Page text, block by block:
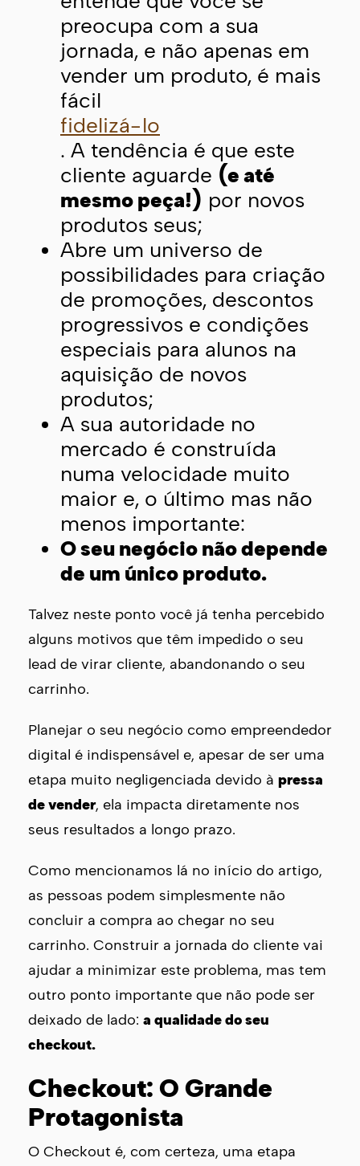
preocupa com a sua
jornada, e não apenas em
vender um produto, é mais
fácil
fidelizá-lo
. A tendência é que este
cliente aguarde (e até
mesmo peça!) por novos
produtos seus;
Abre um universo de
possibilidades para criação
de promoções, descontos
progressivos e condições
especiais para alunos na
aquisição de novos
produtos;
A sua autoridade no
mercado é construída
numa velocidade muito
maior e, o último mas não
menos importante:
O seu negócio não depende
de um único produto.
Talvez neste ponto você já tenha percebido
alguns motivos que têm impedido o seu
lead de virar cliente, abandonando o seu
carrinho.
Planejar o seu negócio como empreendedor
digital é indispensável e, apesar de ser uma
etapa muito negligenciada devido à pressa
de vender, ela impacta diretamente nos
seus resultados a longo prazo.
Como mencionamos lá no início do artigo,
as pessoas podem simplesmente não
concluir a compra ao chegar no seu
carrinho. Construir a jornada do cliente vai
ajudar a minimizar este problema, mas tem
outro ponto importante que não pode ser
deixado de lado: a qualidade do seu
checkout.
Checkout: O Grande
Protagonista
O Checkout é, com certeza, uma etapa